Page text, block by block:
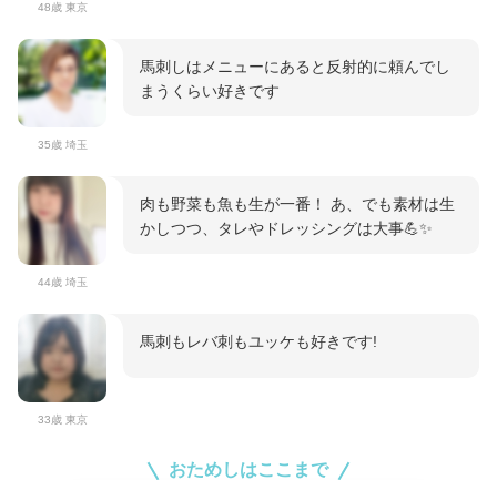
48歳 東京
35歳 埼玉
馬刺しはメニューにあると反射的に頼んでし
まうくらい好きです
44歳 埼玉
肉も野菜も魚も生が一番！ あ、でも素材は生
かしつつ、タレやドレッシングは大事💪✨
33歳 東京
馬刺もレバ刺もユッケも好きです!
おためしはここまで